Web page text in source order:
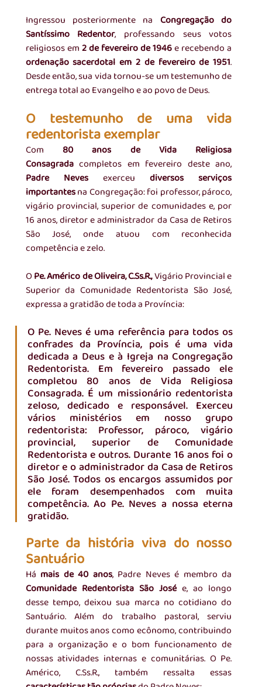
Ingressou posteriormente na Congregação do
Santíssimo Redentor, professando seus votos
religiosos em 2 de fevereiro de 1946
ordenação sacerdotal em 2 de fevereiro de 1951.
Desde então, sua vida tornou-se um testemunho de
entrega total ao Evangelho e ao povo de Deus.
O testemunho de uma vida
redentorista exemplar
Com 80 anos de Vida Religiosa
Consagrada
Padre Neves exerceu diversos serviços
importantes na Congregação: foi professor, pároco,
vigário provincial, superior de comunidades e, por
16 anos, diretor e administrador da Casa de Retiros
São José, onde atuou com reconhecida
competência e zelo.
O Pe. Américo de Oliveira, C.Ss.R., Vigário Provincial e
Superior da Comunidade Redentorista São José,
expressa a gratidão de toda a Província:
O Pe. Neves é uma referência para todos os
confrades da Província, pois é uma vida
dedicada a Deus e à Igreja na Congregação
Redentorista. Em fevereiro passado ele
completou 80 anos de Vida Religiosa
Consagrada. É um missionário redentorista
zeloso, dedicado e responsável. Exerceu
vários ministérios em nosso grupo
redentorista: Professor, pároco, vigário
provincial, superior de Comunidade
Redentorista e outros. Durante 16 anos foi o
diretor e o administrador da Casa de Retiros
São José. Todos os encargos assumidos por
ele foram desempenhados com muita
competência. Ao Pe. Neves a nossa eterna
gratidão.
Parte da história viva do nosso
Santuário
Há mais de 40 anos
Comunidade Redentorista São José e, ao longo
desse tempo, deixou sua marca no cotidiano do
Santuário. Além do trabalho pastoral, serviu
durante muitos anos como ecônomo, contribuindo
para a organização e o bom funcionamento de
nossas atividades internas e comunitárias. O Pe.